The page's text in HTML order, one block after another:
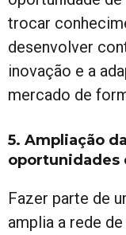
trocar
desenvolver
inovação e a
mercado de
5. Ampliação
oportunidades
Fazer parte de
amplia a rede